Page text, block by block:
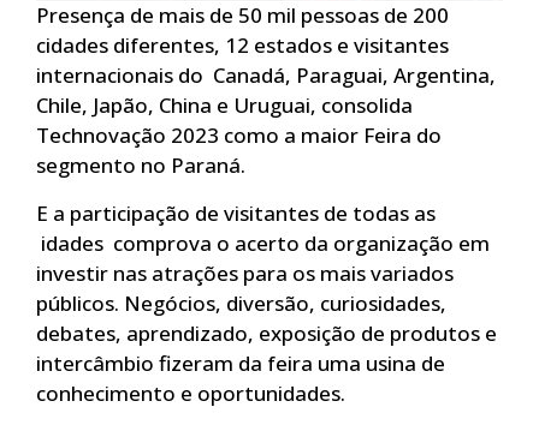
Presença de mais de 50 mil pessoas de 200
cidades diferentes, 12 estados e visitantes
internacionais do Canadá, Paraguai, Argentina,
Chile, Japão, China e Uruguai, consolida
Technovação 2023 como a maior Feira do
segmento no Paraná.
E a participação de visitantes de todas as
idades comprova o acerto da organização em
investir nas atrações para os mais variados
públicos. Negócios, diversão, curiosidades,
debates, aprendizado, exposição de produtos e
intercâmbio fizeram da feira uma usina de
conhecimento e oportunidades.